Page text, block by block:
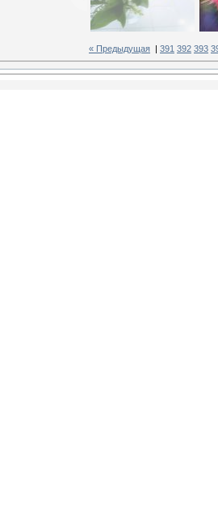
« Предыдущая 391 392 393